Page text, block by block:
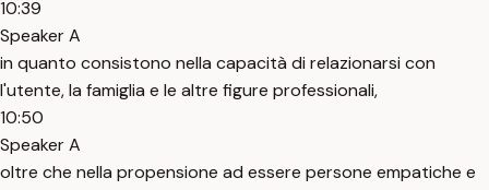
10:39
Speaker A
in quanto consistono nella capacità di relazionarsi con
l'utente, la famiglia e le altre figure professionali,
10:50
Speaker A
oltre che nella propensione ad essere persone empatiche e